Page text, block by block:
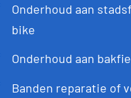
Onderhoud aan
bike
Onderhoud aan
Banden reparatie of